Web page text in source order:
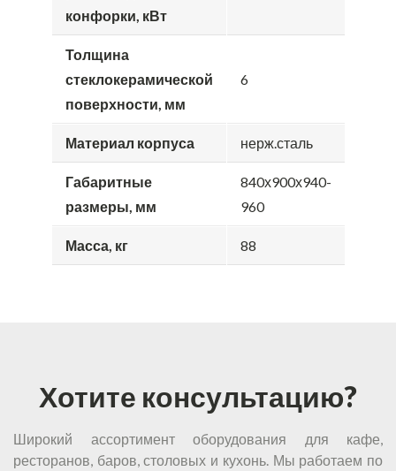
конфорки, кВт
Толщина
стеклокерамической
поверхности, мм
6
Материал корпуса нерж.сталь
Габаритные
размеры, мм
840х900х940-
960
Масса, кг 88
Хотите консультацию?
Широкий ассортимент оборудования для кафе,
ресторанов, баров, столовых и кухонь. Мы работаем по